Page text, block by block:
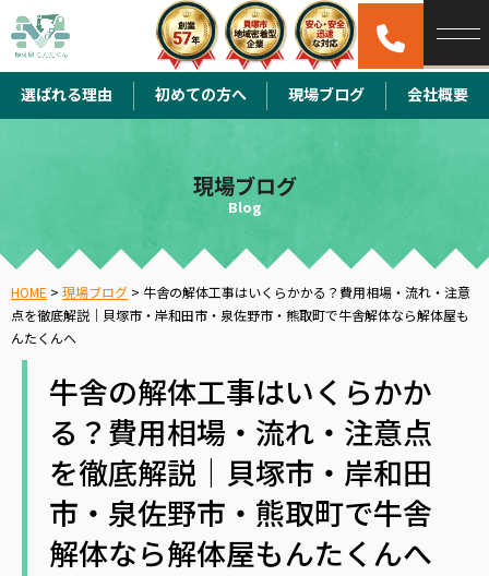
選ばれる理由 初めての方へ 現場ブログ 会社概要
現場ブログ
Blog
HOME > 現場ブログ > 牛舎の解体工事はいくらかかる？費用相場・流れ・注意
点を徹底解説｜貝塚市・岸和田市・泉佐野市・熊取町で牛舎解体なら解体屋も
んたくんへ
牛舎の解体工事はいくらかか
る？費用相場・流れ・注意点
を徹底解説｜貝塚市・岸和田
市・泉佐野市・熊取町で牛舎
解体なら解体屋もんたくんへ